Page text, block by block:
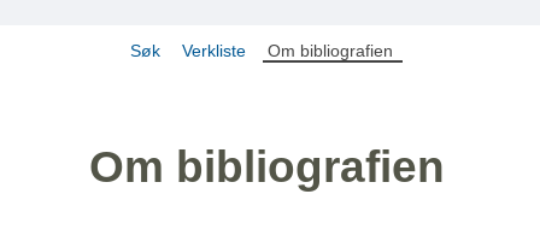
Søk Verkliste Om bibliografien
Om bibliografien